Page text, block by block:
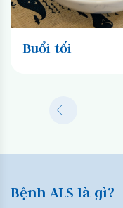
Buổi tối
Bệnh ALS là gì?